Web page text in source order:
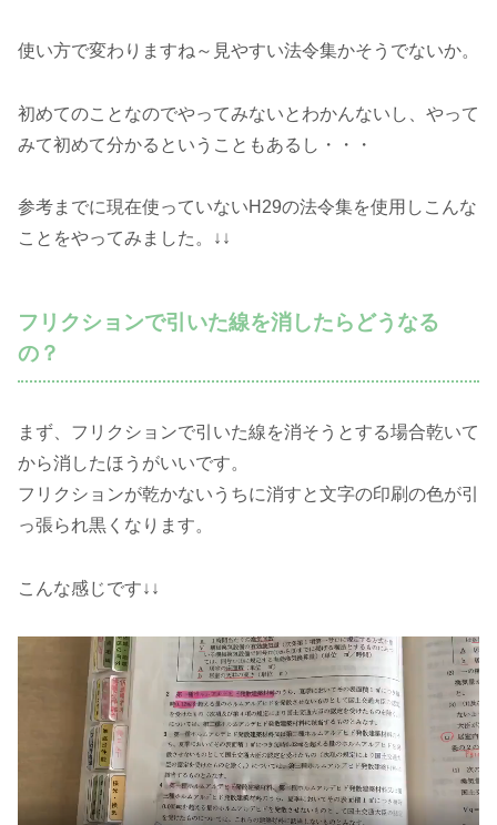
使い方で変わりますね～見やすい法令集かそうでないか。
初めてのことなのでやってみないとわかんないし、やって
みて初めて分かるということもあるし・・・
参考までに現在使っていないH29の法令集を使用しこんな
ことをやってみました。↓↓
フリクションで引いた線を消したらどうなる
の？
まず、フリクションで引いた線を消そうとする場合乾いて
から消したほうがいいです。
フリクションが乾かないうちに消すと文字の印刷の色が引
っ張られ黒くなります。
こんな感じです↓↓